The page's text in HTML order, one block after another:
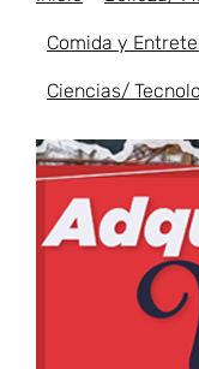
Comida y
Ciencias/